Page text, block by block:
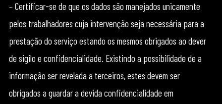
– Certificar-se de que os dados são manejados unicamente
pelos trabalhadores cuja intervenção seja necessária para a
prestação do serviço estando os mesmos obrigados ao dever
de sigilo e confidencialidade. Existindo a possibilidade de a
informação ser revelada a terceiros, estes devem ser
obrigados a guardar a devida confidencialidade em